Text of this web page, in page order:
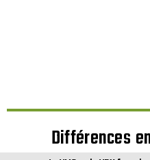
Différences